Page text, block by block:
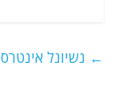
s
g ← נשיונל